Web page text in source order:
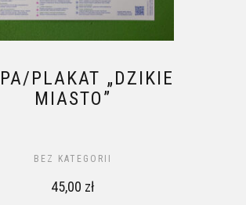
PLAKAT „DZIKIE
MIASTO”
BEZ KATEGORII
45,00 zł